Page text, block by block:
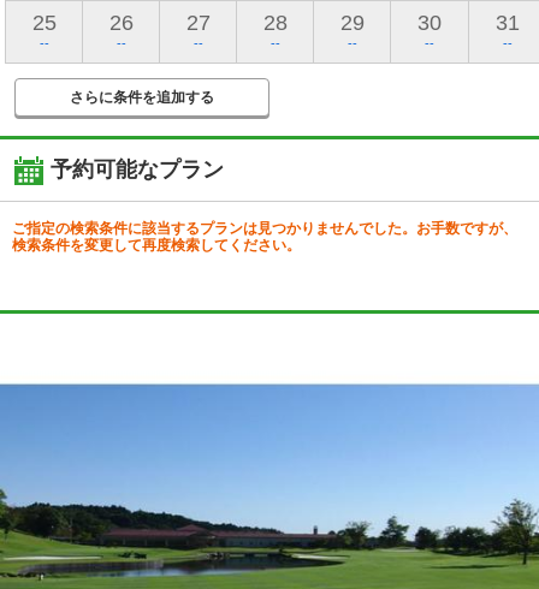
25
--
26
--
27
--
28
--
29
--
30
--
31
--
さらに条件を追加する
予約可能なプラン
ご指定の検索条件に該当するプランは見つかりませんでした。お手数ですが、
検索条件を変更して再度検索してください。